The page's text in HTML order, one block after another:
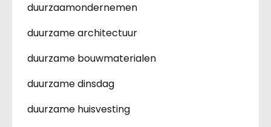
duurzaamondernemen
duurzame architectuur
duurzame bouwmaterialen
duurzame dinsdag
duurzame huisvesting